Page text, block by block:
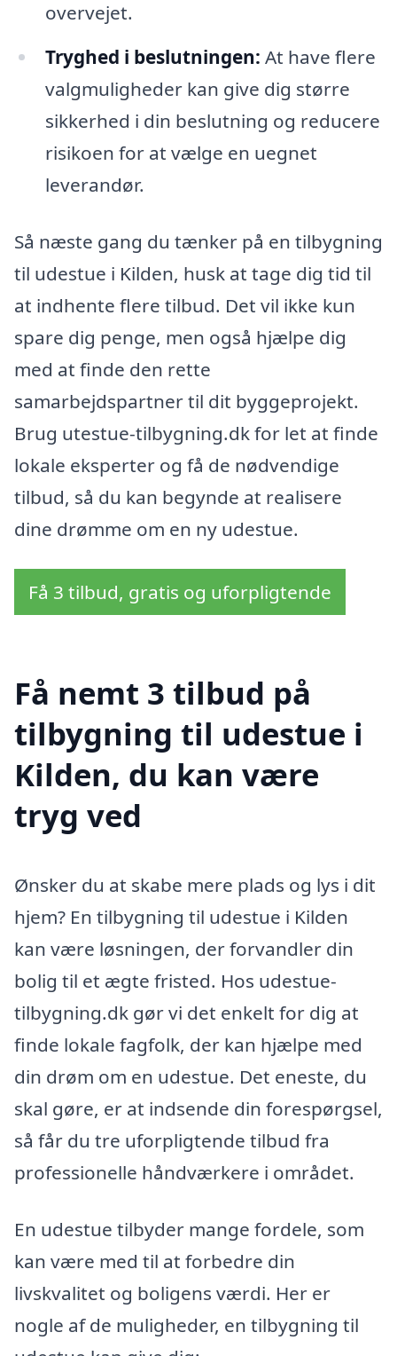
overvejet.
Tryghed i beslutningen: At have flere
valgmuligheder kan give dig større
sikkerhed i din beslutning og reducere
risikoen for at vælge en uegnet
leverandør.
Så næste gang du tænker på en tilbygning
til udestue i Kilden, husk at tage dig tid til
at indhente flere tilbud. Det vil ikke kun
spare dig penge, men også hjælpe dig
med at finde den rette
samarbejdspartner til dit byggeprojekt.
Brug utestue-tilbygning.dk for let at finde
lokale eksperter og få de nødvendige
tilbud, så du kan begynde at realisere
dine drømme om en ny udestue.
Få 3 tilbud, gratis og uforpligtende
Få nemt 3 tilbud på
tilbygning til udestue i
Kilden, du kan være
tryg ved
Ønsker du at skabe mere plads og lys i dit
hjem? En tilbygning til udestue i Kilden
kan være løsningen, der forvandler din
bolig til et ægte fristed. Hos udestue-
tilbygning.dk gør vi det enkelt for dig at
finde lokale fagfolk, der kan hjælpe med
din drøm om en udestue. Det eneste, du
skal gøre, er at indsende din forespørgsel,
så får du tre uforpligtende tilbud fra
professionelle håndværkere i området.
En udestue tilbyder mange fordele, som
kan være med til at forbedre din
livskvalitet og boligens værdi. Her er
nogle af de muligheder, en tilbygning til